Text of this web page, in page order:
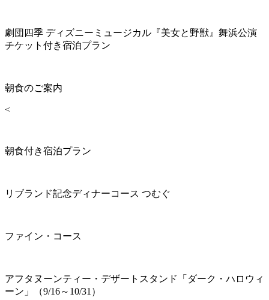
劇団四季 ディズニーミュージカル『美女と野獣』舞浜公演
チケット付き宿泊プラン
朝食のご案内
<
朝食付き宿泊プラン
リブランド記念ディナーコース つむぐ
ファイン・コース
アフタヌーンティー・デザートスタンド「ダーク・ハロウィ
ーン」（9/16～10/31）